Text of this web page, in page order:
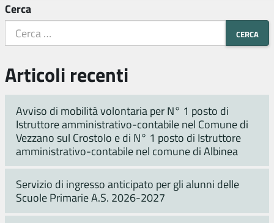
Cerca
Articoli recenti
Avviso di mobilità volontaria per N° 1 posto di
Istruttore amministrativo-contabile nel Comune di
Vezzano sul Crostolo e di N° 1 posto di Istruttore
amministrativo-contabile nel comune di Albinea
Servizio di ingresso anticipato per gli alunni delle
Scuole Primarie A.S. 2026-2027